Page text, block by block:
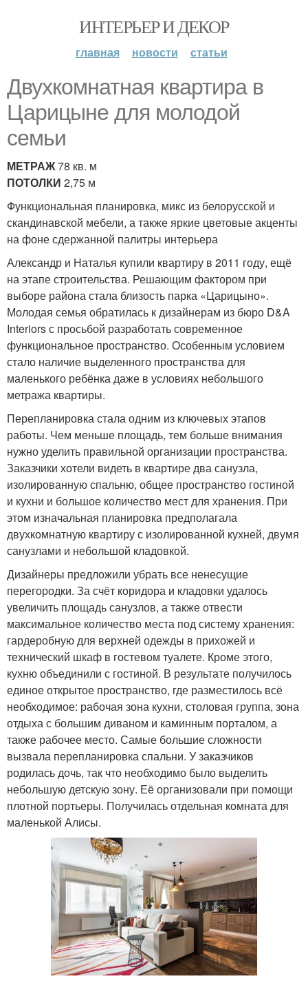
ИНТЕРЬЕР И ДЕКОР
главная новости статьи
Двухкомнатная квартира в
Царицыне для молодой
семьи
МЕТРАЖ78 кв. м
ПОТОЛКИ 2,75 м
Функциональная планировка, микс из белорусской и
скандинавской мебели, а также яркие цветовые акценты
на фоне сдержанной палитры интерьера
Александр и Наталья купили квартиру в 2011 году, ещё
на этапе строительства. Решающим фактором при
выборе района стала близость парка «Царицыно».
Молодая семья обратилась к дизайнерам из бюро D&A
Interiors с просьбой разработать современное
функциональное пространство. Особенным условием
стало наличие выделенного пространства для
маленького ребёнка даже в условиях небольшого
метража квартиры.
Перепланировка стала одним из ключевых этапов
работы. Чем меньше площадь, тем больше внимания
нужно уделить правильной организации пространства.
Заказчики хотели видеть в квартире два санузла,
изолированную спальню, общее пространство гостиной
и кухни и большое количество мест для хранения. При
этом изначальная планировка предполагала
двухкомнатную квартиру с изолированной кухней, двумя
санузлами и небольшой кладовкой.
Дизайнеры предложили убрать все ненесущие
перегородки. За счёт коридора и кладовки удалось
увеличить площадь санузлов, а также отвести
максимальное количество места под систему хранения:
гардеробную для верхней одежды в прихожей и
технический шкаф в гостевом туалете. Кроме этого,
кухню объединили с гостиной. В результате получилось
единое открытое пространство, где разместилось всё
необходимое: рабочая зона кухни, столовая группа, зона
отдыха с большим диваном и каминным порталом, а
также рабочее место. Самые большие сложности
вызвала перепланировка спальни. У заказчиков
родилась дочь, так что необходимо было выделить
небольшую детскую зону. Её организовали при помощи
плотной портьеры. Получилась отдельная комната для
маленькой Алисы.